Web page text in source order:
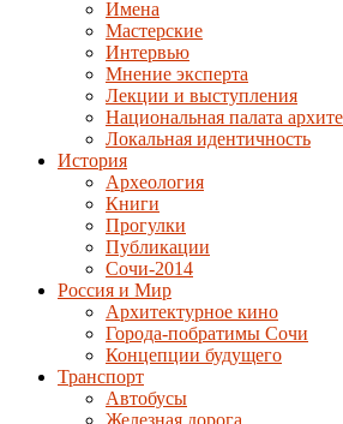
Имена
Мастерские
Интервью
Мнение эксперта
Лекции и выступления
Национальная палата
Локальная идентичность
История
Археология
Книги
Прогулки
Публикации
Сочи-2014
Россия и Мир
Архитектурное кино
Города-побратимы Сочи
Концепции будущего
Транспорт
Автобусы